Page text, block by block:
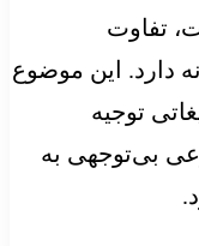
تفاوت
دارد. این موضوع
توجیه
بی‌توجهی به